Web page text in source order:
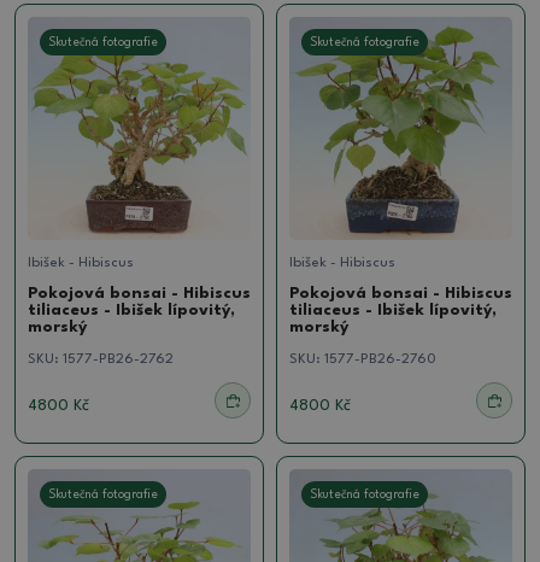
Skutečná fotografie
Ibišek - Hibiscus
Pokojová bonsai - Hibiscus
tiliaceus - Ibišek lípovitý,
morský
SKU: 1577-PB26-2762
4800 Kč
Skutečná fotografie
Ibišek - Hibiscus
Pokojová bonsai - Hibiscus
tiliaceus - Ibišek lípovitý,
morský
SKU: 1577-PB26-2760
4800 Kč
Skutečná fotografie Skutečná fotografie